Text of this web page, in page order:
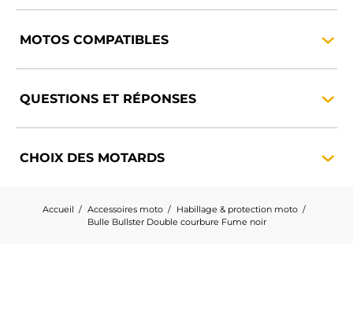
MOTOS COMPATIBLES
QUESTIONS ET RÉPONSES
CHOIX DES MOTARDS
Accueil Accessoires moto
Habillage & protection moto
Bulle Bullster Double courbure Fume noir